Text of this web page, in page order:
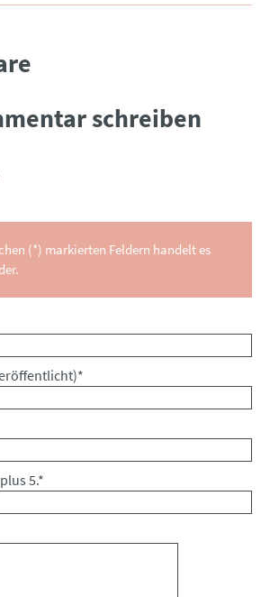
schreiben
(*) markierten Feldern handelt es
*
5.*